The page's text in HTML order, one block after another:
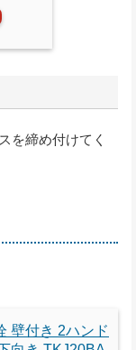
を締め付けてく
壁付き 2ハンド